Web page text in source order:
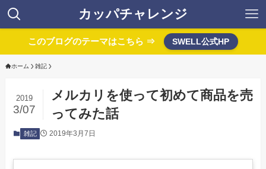
カッパチャレンジ
このブログのテーマはこちら ⇒ SWELL公式HP
ホーム 雑記
メルカリを使って初めて商品を売
ってみた話
2019
3/07
雑記 2019年3月7日